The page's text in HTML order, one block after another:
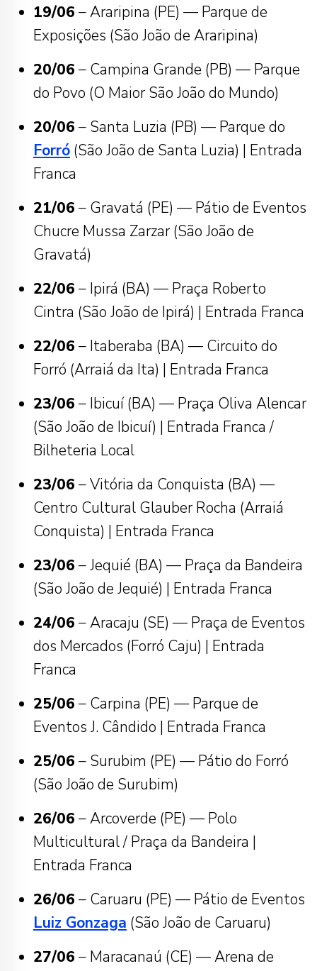
19/06 – Araripina (PE) — Parque de
Exposições (São João de Araripina)
20/06 – Campina Grande (PB) — Parque
do Povo (O Maior São João do Mundo)
20/06 – Santa Luzia (PB) — Parque do
Forró (São João de Santa Luzia) | Entrada
Franca
21/06 – Gravatá (PE) — Pátio de Eventos
Chucre Mussa Zarzar (São João de
Gravatá)
22/06 – Ipirá (BA) — Praça Roberto
Cintra (São João de Ipirá) | Entrada Franca
22/06 – Itaberaba (BA) — Circuito do
Forró (Arraiá da Ita) | Entrada Franca
23/06 – Ibicuí (BA) — Praça Oliva Alencar
(São João de Ibicuí) | Entrada Franca /
Bilheteria Local
23/06 – Vitória da Conquista (BA) —
Centro Cultural Glauber Rocha (Arraiá
Conquista) | Entrada Franca
23/06 – Jequié (BA) — Praça da Bandeira
(São João de Jequié) | Entrada Franca
24/06 – Aracaju (SE) — Praça de Eventos
dos Mercados (Forró Caju) | Entrada
Franca
25/06 – Carpina (PE) — Parque de
Eventos J. Cândido | Entrada Franca
25/06 – Surubim (PE) — Pátio do Forró
(São João de Surubim)
26/06 – Arcoverde (PE) — Polo
Multicultural / Praça da Bandeira |
Entrada Franca
26/06 – Caruaru (PE) — Pátio de Eventos
Luiz Gonzaga (São João de Caruaru)
27/06 – Maracanaú (CE) — Arena de